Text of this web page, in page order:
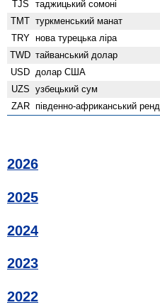
TJS таджицький сомоні
TMT туркменський манат
TRY нова турецька ліра
TWD тайванський долар
USD долар США
UZS узбецький сум
ZAR південно-африканський ренд
2026
2025
2024
2023
2022